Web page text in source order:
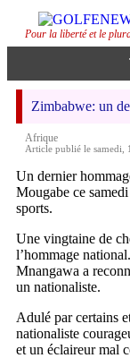
Pour la liberté et le
Zimbabwe: un
Afrique
Article publié le samedi,
Un dernier
Mougabe ce
sports.
Une vingtaine de
l’hommage
Mnangawa a
un nationaliste.
Adulé par certains
nationaliste
et un éclaireur mal